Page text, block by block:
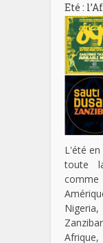
Eté :
L'été
toute
Afrique,